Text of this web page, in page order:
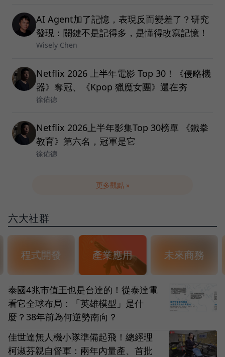
AI Agent加了記憶，表現反而變差了？研究
發現：關鍵不是記得多，是懂得改寫記憶！
Wisely Chen
Netflix 2026 上半年電影 Top 30！《侵略機
器》奪冠、《Kpop 獵魔女團》還在夯
徐佑德
Netflix 2026上半年影集Top 30榜單 《鐵拳
教育》第六名，冠軍是它
徐佑德
更多觀點 »
六大社群
程式開發 產業應用 未來商務
泰國4兆市值王也是台達的！從泰達電
看它全球布局：「英雄模型」是什
麼？38年前為何逆勢南向？
佳世達無人機小隊準備起飛！總經理
柯淑芬親自督軍：兩年內量產、首批